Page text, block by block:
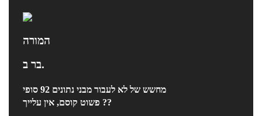
המורה
בר ב.
מחשש של לא לעבור מבני נתונים 92 סופי
פשוט קוסם, אין עלייך ??